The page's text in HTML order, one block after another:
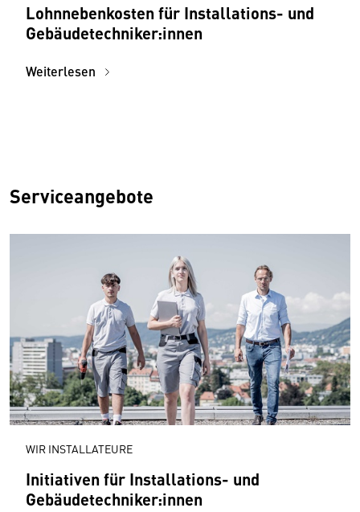
Lohnnebenkosten für Installations- und
Gebäudetechniker:innen
Weiterlesen
Serviceangebote
WIR INSTALLATEURE
Initiativen für Installations- und
Gebäudetechniker:innen